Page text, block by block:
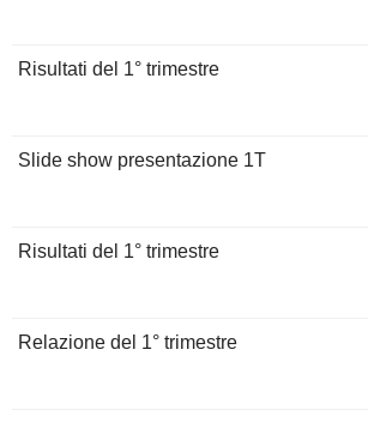
Risultati del 1° trimestre
Slide show presentazione 1T
Risultati del 1° trimestre
Relazione del 1° trimestre